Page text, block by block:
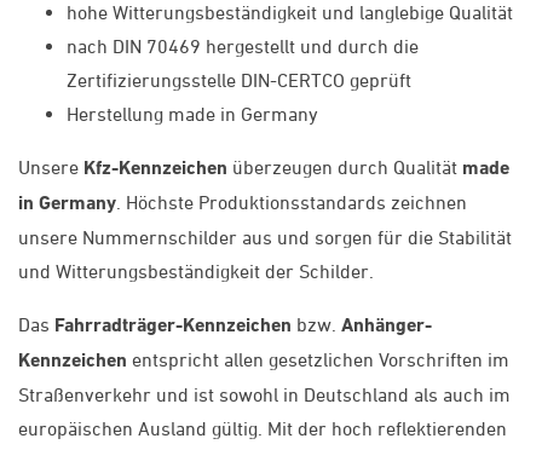
hohe Witterungsbeständigkeit und langlebige Qualität
nach DIN 70469 hergestellt und durch die
Zertifizierungsstelle DIN-CERTCO geprüft
Herstellung made in Germany
Unsere Kfz-Kennzeichen überzeugen durch Qualität made
in Germany . Höchste Produktionsstandards zeichnen
unsere Nummernschilder aus und sorgen für die Stabilität
und Witterungsbeständigkeit der Schilder.
Das Fahrradträger-Kennzeichen bzw. Anhänger-
Kennzeichen entspricht allen gesetzlichen Vorschriften im
Straßenverkehr und ist sowohl in Deutschland als auch im
europäischen Ausland gültig. Mit der hoch reflektierenden